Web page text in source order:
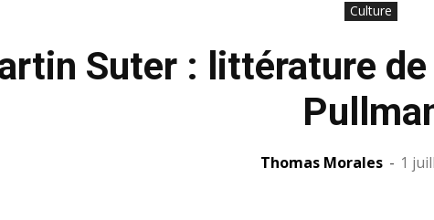
Culture
Suter : littérature de
Thomas Morales - 1